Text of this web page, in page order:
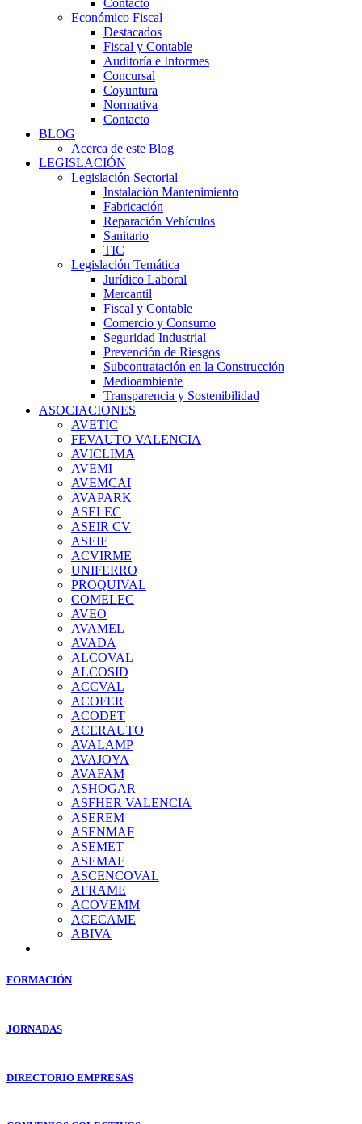
Contacto
Económico Fiscal
Destacados
Fiscal y Contable
Auditoría e Informes
Concursal
Coyuntura
Normativa
Contacto
BLOG
Acerca de este Blog
LEGISLACIÓN
Legislación Sectorial
Instalación Mantenimiento
Fabricación
Reparación Vehículos
Sanitario
TIC
Legislación Temática
Jurídico Laboral
Mercantil
Fiscal y Contable
Comercio y Consumo
Seguridad Industrial
Prevención de Riesgos
Subcontratación en la Construcción
Medioambiente
Transparencia y Sostenibilidad
ASOCIACIONES
AVETIC
FEVAUTO VALENCIA
AVICLIMA
AVEMI
AVEMCAI
AVAPARK
ASELEC
ASEIR CV
ASEIF
ACVIRME
UNIFERRO
PROQUIVAL
COMELEC
AVEO
AVAMEL
AVADA
ALCOVAL
ALCOSID
ACCVAL
ACOFER
ACODET
ACERAUTO
AVALAMP
AVAJOYA
AVAFAM
ASHOGAR
ASFHER VALENCIA
ASEREM
ASENMAF
ASEMET
ASEMAF
ASCENCOVAL
AFRAME
ACOVEMM
ACECAME
ABIVA
FORMACIÓN
JORNADAS
DIRECTORIO EMPRESAS